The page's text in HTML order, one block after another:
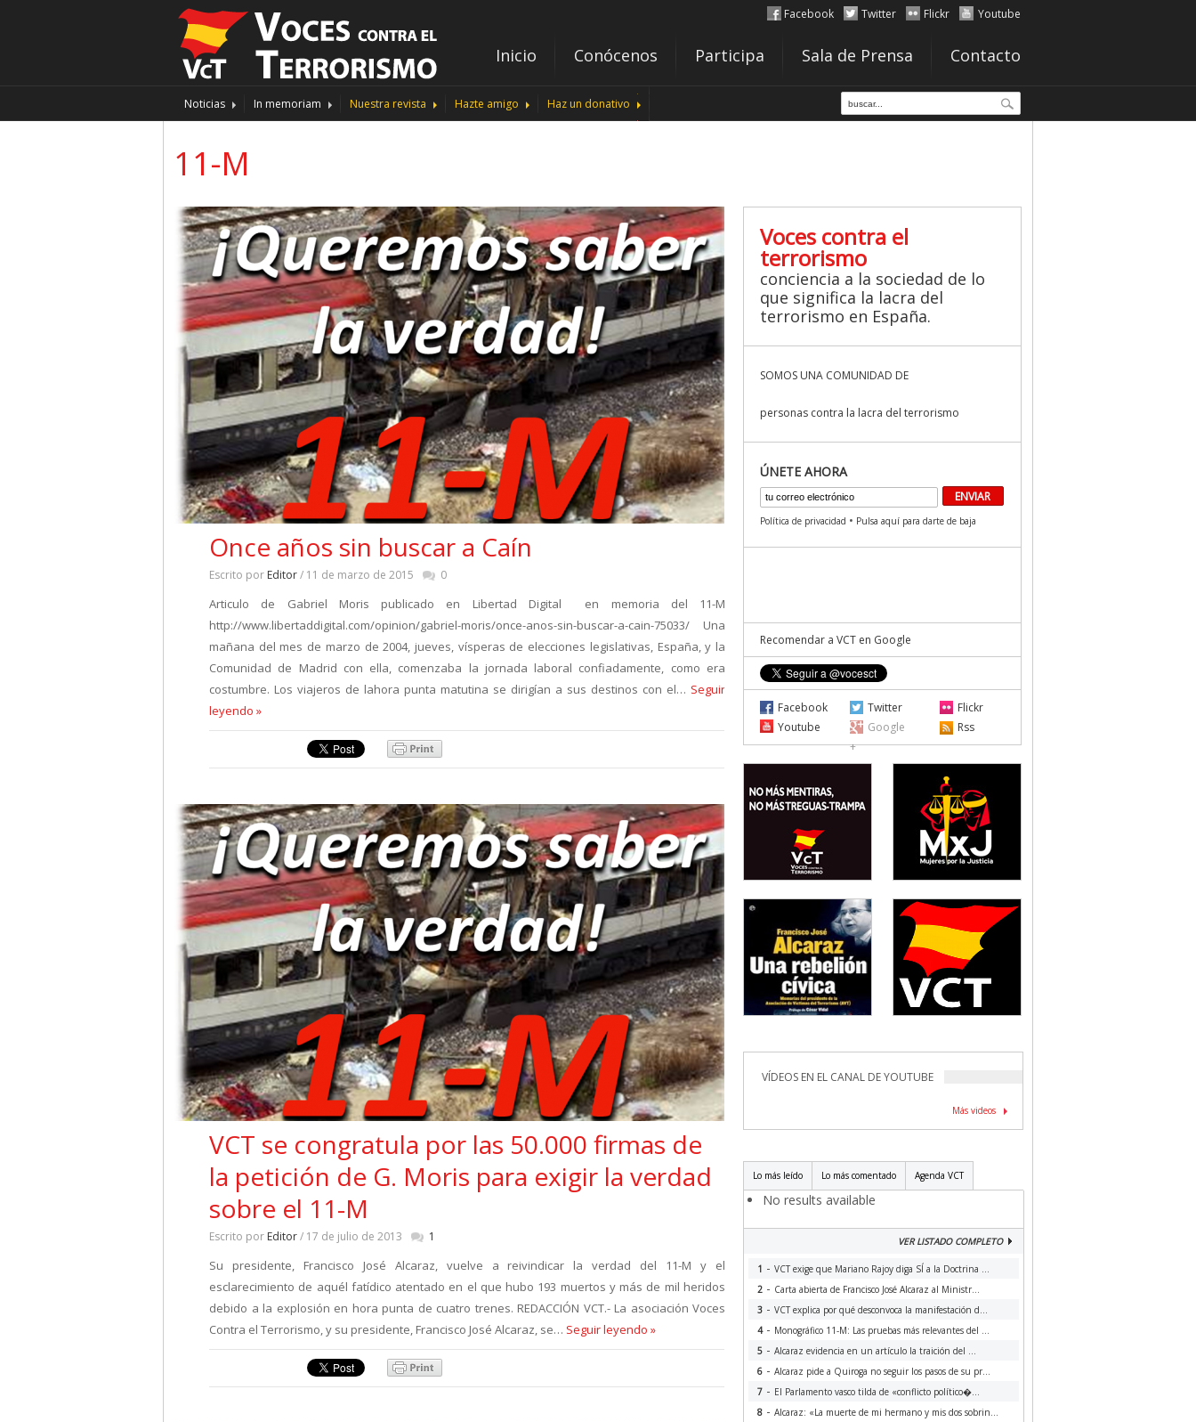
Facebook Twitter Flickr Youtube
Inicio Conócenos Participa Sala de Prensa Contacto
Noticias In memoriam Nuestra revista Hazte amigo Haz un donativo
11-M
Once años sin buscar a Caín
Escrito por Editor/ 11 de marzo de 2015 0
Articulo de Gabriel Moris publicado en Libertad Digital en memoria del 11-M
http://www.libertaddigital.com/opinion/gabriel-moris/once-anos-sin-buscar-a-cain-75033/ Una
mañana del mes de marzo de 2004, jueves, vísperas de elecciones legislativas, España, y la
Comunidad de Madrid con ella, comenzaba la jornada laboral confiadamente, como era
costumbre. Los viajeros de lahora punta matutina se dirigían a sus destinos con el… Seguir
leyendo »
VCT se congratula por las 50.000 firmas de
la petición de G. Moris para exigir la verdad
sobre el 11-M
Escrito por Editor/ 17 de julio de 2013 1
Su presidente, Francisco José Alcaraz, vuelve a reivindicar la verdad del 11-M y el
esclarecimiento de aquél fatídico atentado en el que hubo 193 muertos y más de mil heridos
debido a la explosión en hora punta de cuatro trenes. REDACCIÓN VCT.- La asociación Voces
Contra el Terrorismo, y su presidente, Francisco José Alcaraz, se… Seguir leyendo »
Voces contra el
terrorismo
conciencia a la sociedad de lo
que significa la lacra del
terrorismo en España.
SOMOS UNA COMUNIDAD DE
personas contra la lacra del terrorismo
ÚNETE AHORA
Política de privacidad • Pulsa aquí para darte de baja
Recomendar a VCT en Google
Facebook Twitter
Flickr
Youtube
Google
+
Rss
VÍDEOS EN EL CANAL DE YOUTUBE
Más videos
Lo más leído Lo más comentado Agenda VCT
No results available
VER LISTADO COMPLETO
1 - VCT exige que Mariano Rajoy diga SÍ a la Doctrina ...
2 - Carta abierta de Francisco José Alcaraz al Ministr...
3 - VCT explica por qué desconvoca la manifestación d...
4- Monográfico 11-M: Las pruebas más relevantes del ...
5 - Alcaraz evidencia en un artículo la traición del ...
6 - Alcaraz pide a Quiroga no seguir los pasos de su pr...
7 - El Parlamento vasco tilda de «conflicto político�...
8 - Alcaraz: «La muerte de mi hermano y mis dos sobrin...